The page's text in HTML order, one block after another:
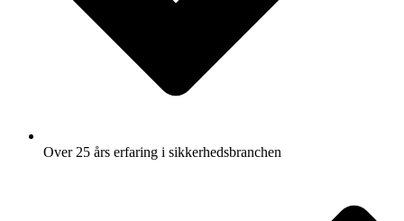
Over 25 års erfaring i sikkerhedsbranchen